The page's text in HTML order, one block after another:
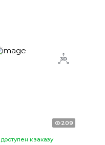
209
доступен к заказу